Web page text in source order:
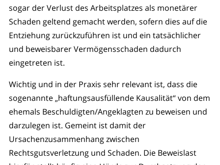
sogar der Verlust des Arbeitsplatzes als monetärer
Schaden geltend gemacht werden, sofern dies auf die
Entziehung zurückzuführen ist und ein tatsächlicher
und beweisbarer Vermögensschaden dadurch
eingetreten ist.
Wichtig und in der Praxis sehr relevant ist, dass die
sogenannte „haftungsausfüllende Kausalität“ von dem
ehemals Beschuldigten/Angeklagten zu beweisen und
darzulegen ist. Gemeint ist damit der
Ursachenzusammenhang zwischen
Rechtsgutsverletzung und Schaden. Die Beweislast